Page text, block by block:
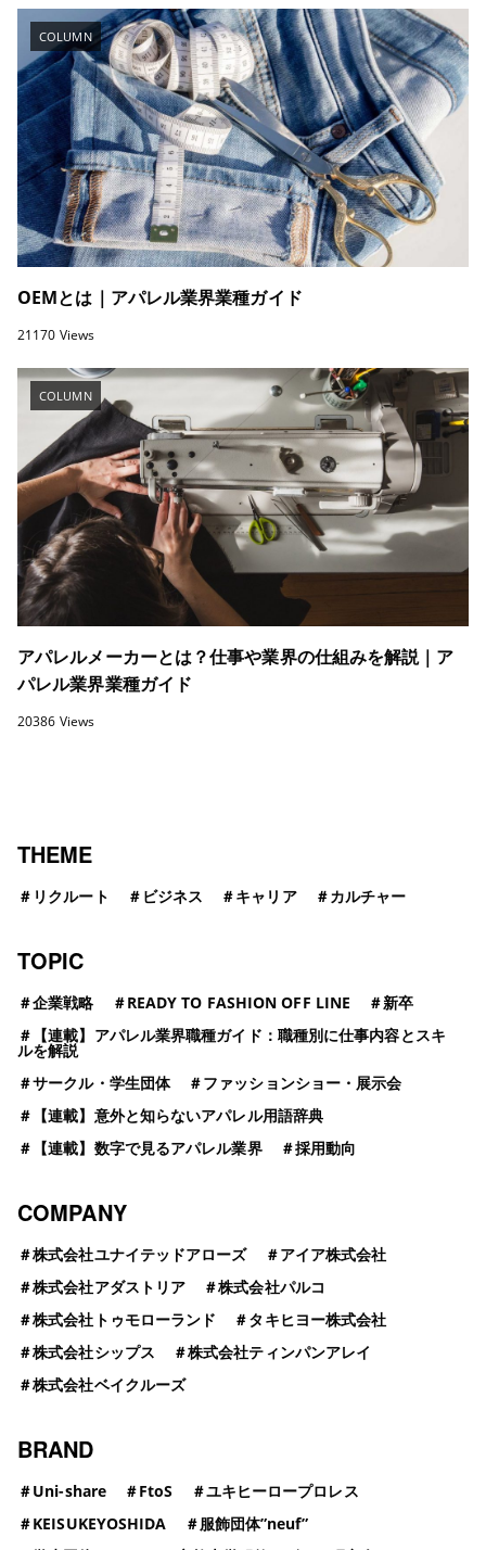
COLUMN
OEMとは｜アパレル業界業種ガイド
21170 Views
COLUMN
アパレルメーカーとは？仕事や業界の仕組みを解説｜ア
パレル業界業種ガイド
20386 Views
THEME
＃ リクルート ＃ ビジネス ＃キャリア ＃カルチャー
TOPIC
＃企業戦略 ＃READY TO FASHION OFF LINE ＃新卒
＃ 【連載】アパレル業界職種ガイド：職種別に仕事内容とスキ
ルを解説
＃サークル・学生団体 ＃ファッションショー・展示会
＃ 【連載】意外と知らないアパレル用語辞典
＃ 【連載】数字で見るアパレル業界 ＃採用動向
COMPANY
＃株式会社ユナイテッドアローズ ＃アイア株式会社
＃株式会社アダストリア ＃株式会社パルコ
＃株式会社トゥモローランド ＃タキヒヨー株式会社
＃株式会社シップス ＃株式会社ティンパンアレイ
＃株式会社ベイクルーズ
BRAND
＃Uni-share ＃FtoS ＃ユキヒーロープロレス
＃KEISUKEYOSHIDA ＃服飾団体”neuf”